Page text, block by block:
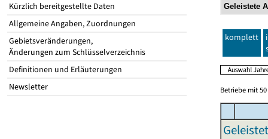
Kürzlich bereitgestellte Daten
Allgemeine Angaben, Zuordnungen
Gebietsveränderungen,
Änderungen zum Schlüsselverzeichnis
Definitionen und Erläuterungen
Newsletter
komplett
Betriebe mit